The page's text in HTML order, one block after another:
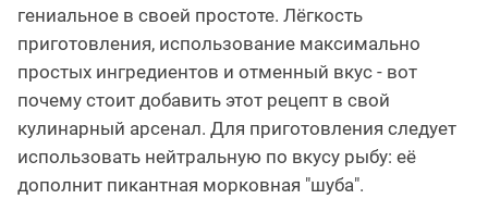
гениальное в своей простоте. Лёгкость
приготовления, использование максимально
простых ингредиентов и отменный вкус - вот
почему стоит добавить этот рецепт в свой
кулинарный арсенал. Для приготовления следует
использовать нейтральную по вкусу рыбу: её
дополнит пикантная морковная "шуба".